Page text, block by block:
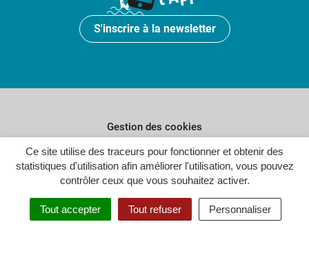
Ce site utilise des traceurs pour fonctionner et obtenir des
statistiques d'utilisation afin améliorer l'utilisation, vous pouvez
contrôler ceux que vous souhaitez activer.
Tout accepter Tout refuser Personnaliser
S'inscrire à la newsletter
Gestion des cookies
Plan du site
Politique de confidentialité
Crédits